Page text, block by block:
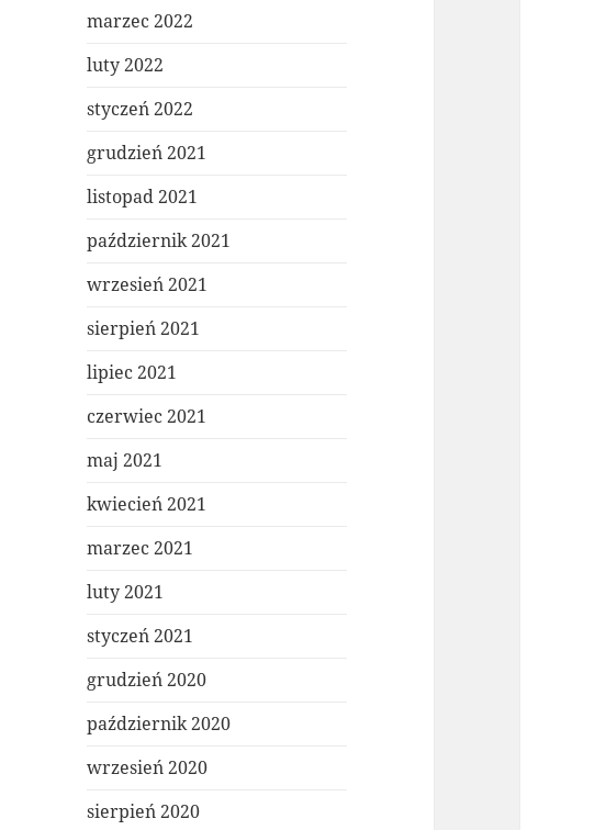
marzec 2022
luty 2022
styczeń 2022
grudzień 2021
listopad 2021
październik 2021
wrzesień 2021
sierpień 2021
lipiec 2021
czerwiec 2021
maj 2021
kwiecień 2021
marzec 2021
luty 2021
styczeń 2021
grudzień 2020
październik 2020
wrzesień 2020
sierpień 2020